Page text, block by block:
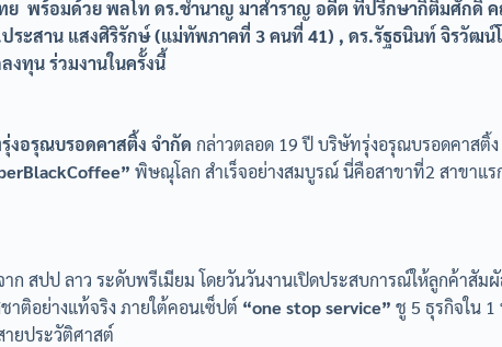
ย พร้อมด้วย พลโท ดร.ชำนาญ มาสำราญ อดีต ที่ปรึกษากิติมศักดิ์
ระสาน แสงศิริรักษ์ (แม่ทัพภาคที่ 3 คนที่ 41) , ดร.รัฐธนินท์ จิรวัฒน์
ทุน ร่วมงานในครั้งนี้
งอรุณบรอดคาสติ้ง จำกัด กล่าวตลอด 19 ปี บริษัทรุ่งอรุณบรอดคาสติ้ง
พิษณุโลก สำเร็จอย่างสมบูรณ์ นี่คือสาขาที่2 สาขาแร
ก สปป ลาว ระดับพรีเมียม โดยวันวันงานเปิดประสบการณ์ให้ลูกค้าสัม
าติอย่างแท้จริง ภายใต้คอนเซ็ปต์ “one stop service” ชู 5 ธุรกิจใน 1
ยประวัติศาสต์